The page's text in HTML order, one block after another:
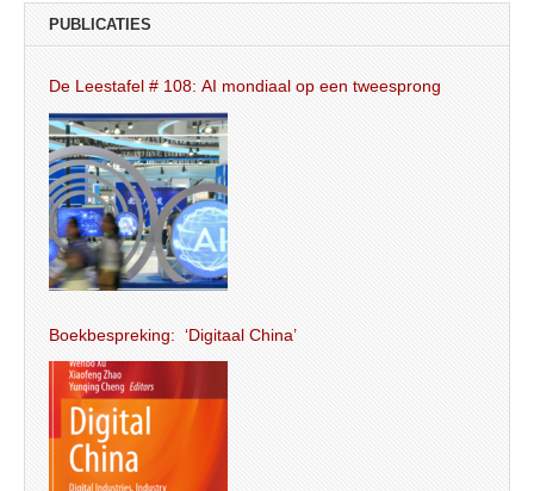
PUBLICATIES
De Leestafel # 108: AI mondiaal op een tweesprong
Boekbespreking: ‘Digitaal China’